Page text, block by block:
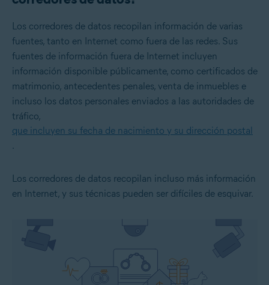
Los corredores de datos recopilan información de varias
fuentes, tanto en Internet como fuera de las redes. Sus
fuentes de información fuera de Internet incluyen
información disponible públicamente, como certificados de
matrimonio, antecedentes penales, venta de inmuebles e
incluso los datos personales enviados a las autoridades de
tráfico,
que incluyen su fecha de nacimiento y su dirección postal
.
Los corredores de datos recopilan incluso más información
en Internet, y sus técnicas pueden ser difíciles de esquivar.